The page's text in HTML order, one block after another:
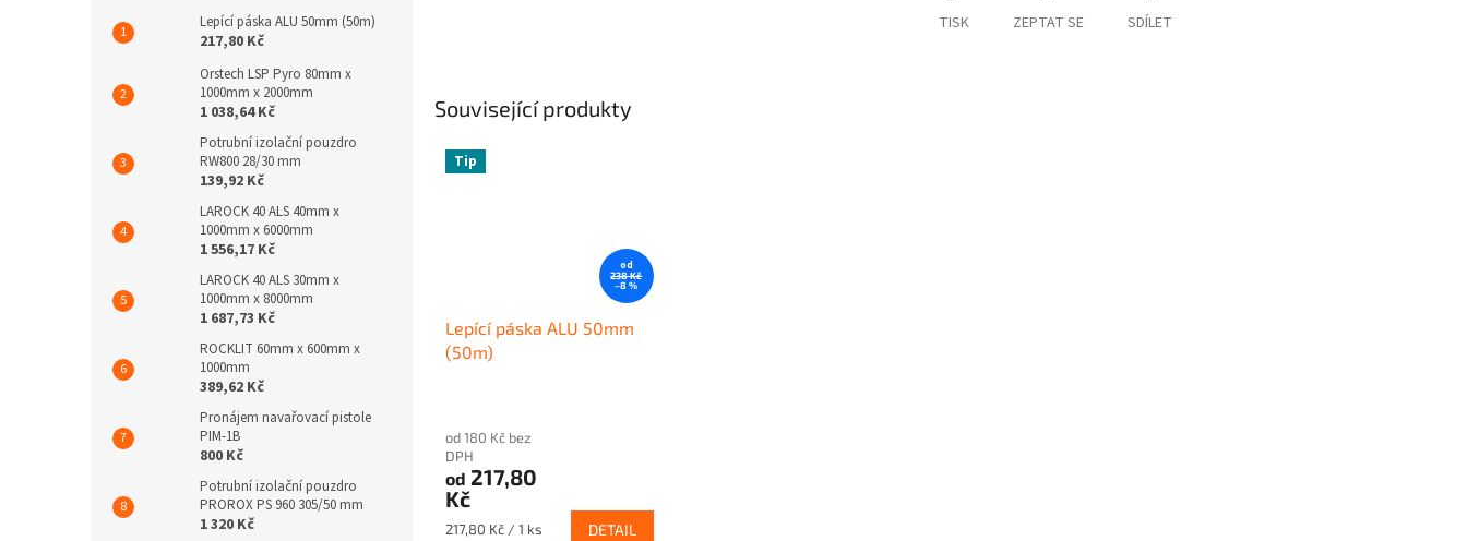
Lepící páska ALU 50mm (50m)
217,80 Kč
Orstech LSP Pyro 80mm x
1000mm x 2000mm
1 038,64 Kč
Potrubní izolační pouzdro
RW800 28/30 mm
139,92 Kč
LAROCK 40 ALS 40mm x
1000mm x 6000mm
1 556,17 Kč
LAROCK 40 ALS 30mm x
1000mm x 8000mm
1 687,73 Kč
ROCKLIT 60mm x 600mm x
1000mm
389,62 Kč
Pronájem navařovací pistole
PIM-1B
800 Kč
Potrubní izolační pouzdro
PROROX PS 960 305/50 mm
1 320 Kč
TISK ZEPTAT SE SDÍLET
Související produkty
Tip
od
238 Kč
–8 %
Lepící páska ALU 50mm
(50m)
od 180 Kč bez
DPH
od 217,80
Kč
Měrná
217,80 Kč / 1 ks DETAIL